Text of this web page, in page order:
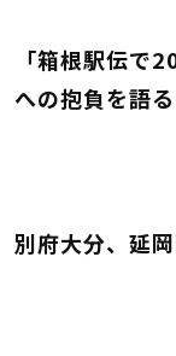
「箱根駅伝で
への抱負を語る
別府大分、延